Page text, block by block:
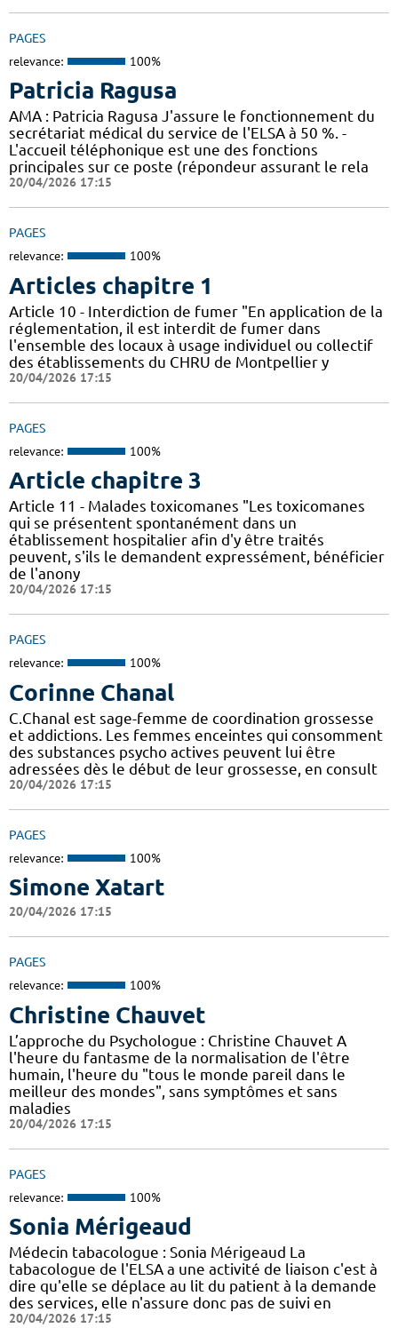
PAGES
relevance: 100%
Patricia Ragusa
AMA : Patricia Ragusa J'assure le fonctionnement du
secrétariat médical du service de l'ELSA à 50 %. -
L'accueil téléphonique est une des fonctions
principales sur ce poste (répondeur assurant le rela
20/04/2026 17:15
PAGES
relevance: 100%
Articles chapitre 1
Article 10 - Interdiction de fumer "En application de la
réglementation, il est interdit de fumer dans
l'ensemble des locaux à usage individuel ou collectif
des établissements du CHRU de Montpellier y
20/04/2026 17:15
PAGES
relevance: 100%
Article chapitre 3
Article 11 - Malades toxicomanes "Les toxicomanes
qui se présentent spontanément dans un
établissement hospitalier afin d'y être traités
peuvent, s'ils le demandent expressément, bénéficier
de l'anony
20/04/2026 17:15
PAGES
relevance: 100%
Corinne Chanal
C.Chanal est sage-femme de coordination grossesse
et addictions. Les femmes enceintes qui consomment
des substances psycho actives peuvent lui être
adressées dès le début de leur grossesse, en consult
20/04/2026 17:15
PAGES
relevance: 100%
Simone Xatart
20/04/2026 17:15
PAGES
relevance: 100%
Christine Chauvet
L’approche du Psychologue : Christine Chauvet A
l'heure du fantasme de la normalisation de l'être
humain, l'heure du "tous le monde pareil dans le
meilleur des mondes", sans symptômes et sans
maladies
20/04/2026 17:15
PAGES
relevance: 100%
Sonia Mérigeaud
Médecin tabacologue : Sonia Mérigeaud La
tabacologue de l'ELSA a une activité de liaison c'est à
dire qu'elle se déplace au lit du patient à la demande
des services, elle n'assure donc pas de suivi en
20/04/2026 17:15